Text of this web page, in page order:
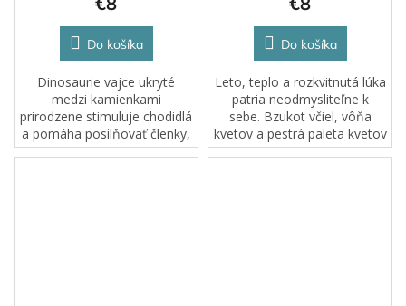
Do košíka
Dinosaurie vajce ukryté
medzi kamienkami
prirodzene stimuluje chodidlá
a pomáha posilňovať členky,
kolená aj stred tela už u
Do košíka
Leto, teplo a rozkvitnutá lúka
patria neodmysliteľne k
sebe. Bzukot včiel, vôňa
kvetov a pestrá paleta kvetov
láka na prechádzku! Prší a je